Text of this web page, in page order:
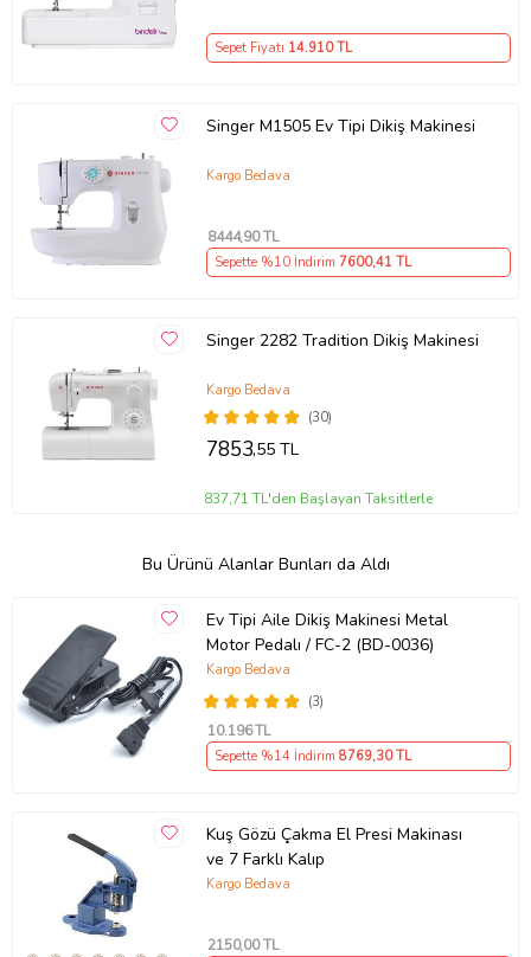
Sepet Fiyatı 14.910TL
Singer M1505 Ev Tipi Dikiş Makinesi
Kargo Bedava
8444,90 TL
Sepette %10 İndirim 7600,41 TL
Singer 2282 Tradition Dikiş Makinesi
(30)
Kargo Bedava
7853,55 TL
837,71 TL'den Başlayan Taksitlerle
Bu Ürünü Alanlar Bunları da Aldı
Ev Tipi Aile Dikiş Makinesi Metal
Motor Pedalı / FC-2 (BD-0036)
(3)
Kargo Bedava
10.196TL
Sepette %14 İndirim 8769,30 TL
Kuş Gözü Çakma El Presi Makinası
ve 7 Farklı Kalıp
Kargo Bedava
2150,00 TL